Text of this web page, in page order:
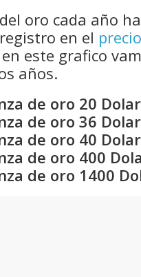
oro cada año
en el
este grafico
años.
de oro 20
de oro 36
de oro 40
de oro 400
de oro 1400